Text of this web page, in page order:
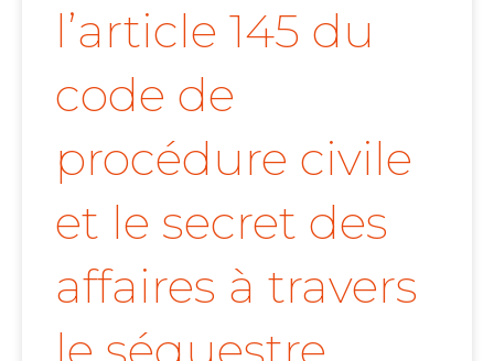
l’article 145 du
code de
procédure civile
et le secret des
affaires à travers